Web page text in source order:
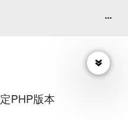
PHP版本